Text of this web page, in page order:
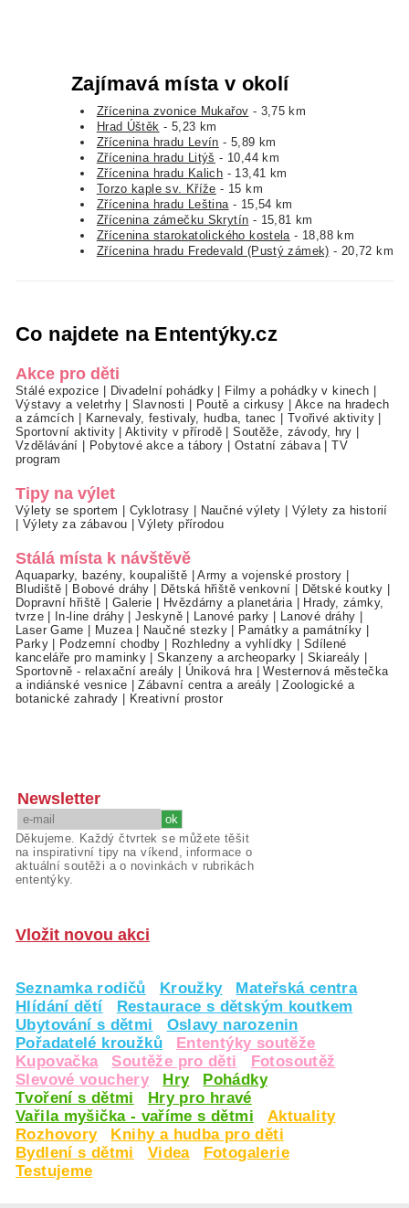
Zajímavá místa v okolí
Zřícenina zvonice Mukařov - 3,75 km
Hrad Úštěk - 5,23 km
Zřícenina hradu Levín - 5,89 km
Zřícenina hradu Litýš - 10,44 km
Zřícenina hradu Kalich - 13,41 km
Torzo kaple sv. Kříže - 15 km
Zřícenina hradu Leština- 15,54 km
Zřícenina zámečku Skrytín - 15,81 km
Zřícenina starokatolického kostela- 18,88 km
Zřícenina hradu Fredevald (Pustý zámek) - 20,72 km
Co najdete na Ententýky.cz
Akce pro děti
Stálé expozice | Divadelní pohádky | Filmy a pohádky v kinech |
Výstavy a veletrhy|Slavnosti | Poutě a cirkusy | Akce na hradech
a zámcích | Karnevaly, festivaly, hudba, tanec | Tvořivé aktivity |
Sportovní aktivity|Aktivity v přírodě |Soutěže, závody, hry |
Vzdělávání | Pobytové akce a tábory | Ostatní zábava |TV
program
Tipy na výlet
Výlety se sportem | Cyklotrasy | Naučné výlety | Výlety za historií
| Výlety za zábavou |Výlety přírodou
Stálá místa k návštěvě
Aquaparky, bazény, koupaliště |Army a vojenské prostory |
Bludiště | Bobové dráhy | Dětská hřiště venkovní | Dětské koutky |
Dopravní hřiště | Galerie | Hvězdárny a planetária | Hrady, zámky,
tvrze| In-line dráhy |Jeskyně| Lanové parky | Lanové dráhy |
Laser Game | Muzea| Naučné stezky | Památky a památníky |
Parky| Podzemní chodby | Rozhledny a vyhlídky | Sdílené
kanceláře pro maminky |Skanzeny a archeoparky | Skiareály |
Sportovně - relaxační areály | Úniková hra |Westernová městečka
a indiánské vesnice |Zábavní centra a areály |Zoologické a
botanické zahrady | Kreativní prostor
Newsletter
Děkujeme. Každý čtvrtek se můžete těšit
na inspirativní tipy na víkend, informace o
aktuální soutěži a o novinkách v rubrikách
ententýky.
Vložit novou akci
Seznamka rodičů Kroužky
Mateřská centra
Hlídání dětí
Restaurace s dětským koutkem
Ubytování s dětmi
Oslavy narozenin
Pořadatelé kroužků
Ententýky soutěže
Kupovačka
Soutěže pro děti
Fotosoutěž
Slevové vouchery
Hry
Pohádky
Tvoření s dětmi
Hry pro hravé
Vařila myšička - vaříme s dětmi
Aktuality
Rozhovory
Knihy a hudba pro děti
Bydlení s dětmi
Videa
Fotogalerie
Testujeme